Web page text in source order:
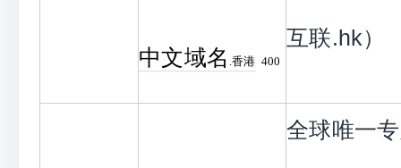
中文域名 .香港 400
互联.hk）
全球唯一